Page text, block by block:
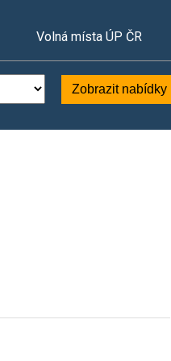
Volná místa ÚP ČR
Zobrazit nabídky